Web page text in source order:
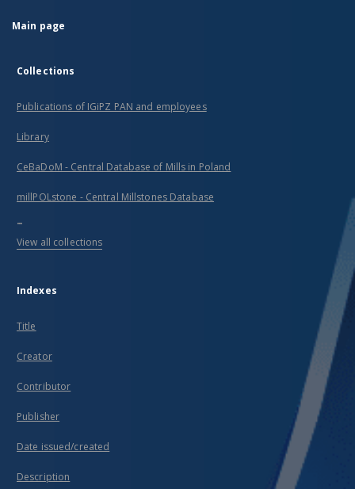
Main page
Collections
Publications of IGiPZ PAN and employees
Library
CeBaDoM - Central Database of Mills in Poland
millPOLstone - Central Millstones Database
...
View all collections
Indexes
Title
Creator
Contributor
Publisher
Date issued/created
Description